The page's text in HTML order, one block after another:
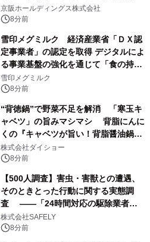
はんに。
京阪ホールディングス株式会社
8分前
雪印メグミルク 経済産業省「ＤＸ認
定事業者」の認定を取得 デジタルによ
る事業基盤の強化を通じて「食の持続
性」を実現
雪印メグミルク
8分前
“背徳鍋”で野菜不足を解消 「寒玉キ
ャベツ」の旨みマシマシ 背脂にんに
くの『キャベツが旨い！背脂醤油鍋ス
ープ』発売
株式会社ダイショー
8分前
【500人調査】害虫・害獣との遭遇、
そのときとった行動に関する実態調
査 ――「24時間対応の駆除業者」
の存在、70.8％が知らなかった――
株式会社SAFELY
8分前